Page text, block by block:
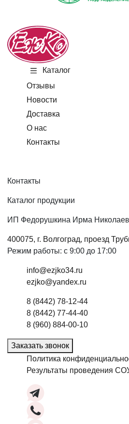
Каталог
Отзывы
Новости
Доставка
О нас
Контакты
Контакты
Каталог продукции
ИП Федорушкина Ирма
400075, г. Волгоград, проезд
Режим работы: с 9:00 до 17:00
info@ezjko34.ru
ezjko@yandex.ru
8 (8442) 78-12-44
8 (8442) 77-44-40
8 (960) 884-00-10
Заказать звонок
Политика
Результаты проведения